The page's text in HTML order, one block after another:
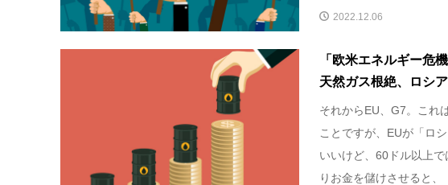
2022.12.06
「欧米エネルギー危
天然ガス根絶、ロシ
それからEU、G7。これ
ことですが、EUが「ロ
いいけど、60ドル以上
りお金を儲けさせると、